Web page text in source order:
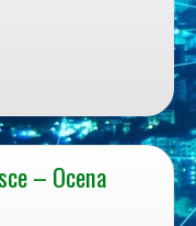
– Ocena